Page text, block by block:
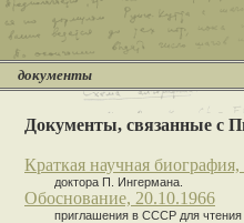
документы
Документы, связанные с
Краткая научная
доктора П. Ингермана.
Обоснование, 20.10.1966
приглашения в СССР для чтения